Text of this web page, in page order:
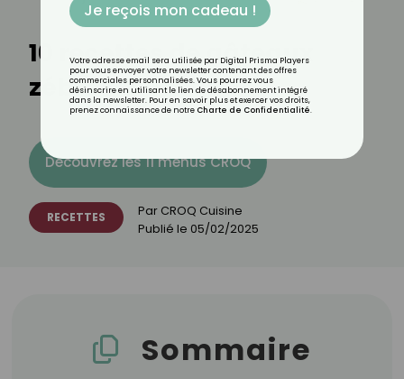
10 recettes de gâteaux
zébrés
Découvrez les 11 menus CROQ
RECETTES Par CROQ Cuisine
Publié le 05/02/2025
Sommaire
Je reçois mon cadeau !
Votre adresse email sera utilisée par Digital Prisma Players
pour vous envoyer votre newsletter contenant des offres
commerciales personnalisées. Vous pourrez vous
désinscrire en utilisant le lien de désabonnement intégré
dans la newsletter. Pour en savoir plus et exercer vos droits,
prenez connaissance de notre Charte de Confidentialité.